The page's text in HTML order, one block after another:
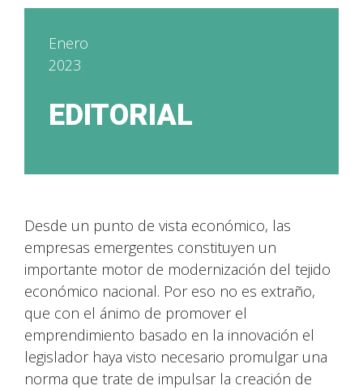
Enero
2023
EDITORIAL
Desde un punto de vista económico, las
empresas emergentes constituyen un
importante motor de modernización del tejido
económico nacional. Por eso no es extraño,
que con el ánimo de promover el
emprendimiento basado en la innovación el
legislador haya visto necesario promulgar una
norma que trate de impulsar la creación de